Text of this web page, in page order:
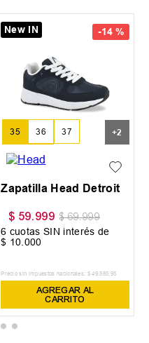
-14 %
New IN
35 36 37
38 39
+2
Zapatilla Head Detroit
$ 59.999 $ 69.999
6 cuotas SIN interés de
$ 10 000
Precio sin impuestos nacionales: $ 49.585,95
AGREGAR AL
CARRITO